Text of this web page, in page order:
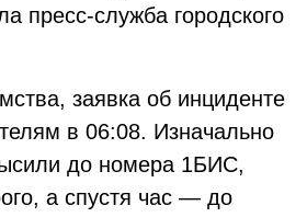
пресс-служба городского
заявка об инциденте
в 06:08. Изначально
до номера 1БИС,
а спустя час — до